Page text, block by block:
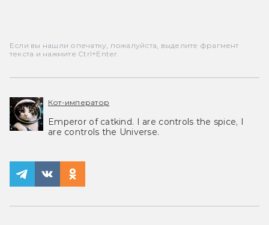
Если вы нашли опечатку, пожалуйста, выделите фрагмент
текста и нажмите Ctrl+Enter.
Кот-император
Emperor of catkind. I are controls the spice, I
are controls the Universe.